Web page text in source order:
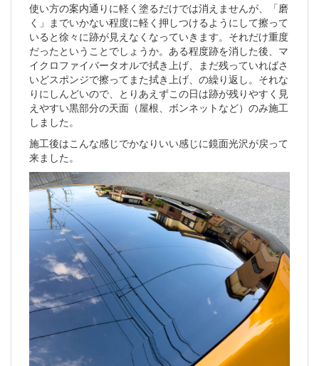
使い方の案内通りに軽く塗るだけでは消えませんが、「磨
く」までいかない程度に軽く押しつけるようにして擦って
いると徐々に跡が見えなくなっていきます。それだけ重度
だったということでしょうか。ある程度跡を消した後、マ
イクロファイバータオルで拭き上げ、まだ残っていればさ
いどスポンジで擦ってまた拭き上げ、の繰り返し。それな
りにしんどいので、とりあえずこの日は跡が残りやすく見
えやすい黒部分の天面（屋根、ボンネットなど）のみ施工
しました。
施工後はこんな感じでかなりいい感じに鏡面光沢が戻って
来ました。